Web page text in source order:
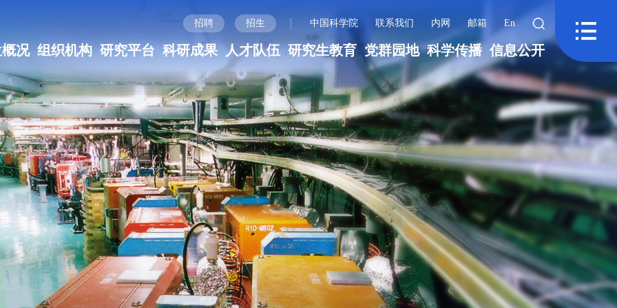
招聘 招生 | 中国科学院 联系我们 内网 邮箱 En
况 组织机构 研究平台 科研成果 人才队伍 研究生教育 党群园地 科学传播 信息公开